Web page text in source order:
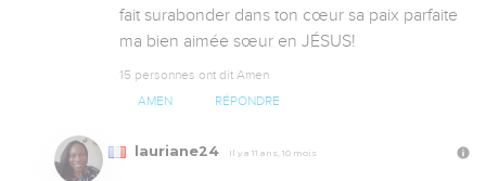
fait surabonder dans ton cœur sa paix parfaite
ma bien aimée sœur en JÉSUS!
15 personnes ont dit Amen
AMEN RÉPONDRE
lauriane24 Il y a 11 ans, 10 mois